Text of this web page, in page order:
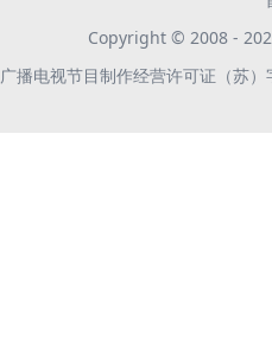
Copyright © 2008 -
广播电视节目制作经营许可证（苏